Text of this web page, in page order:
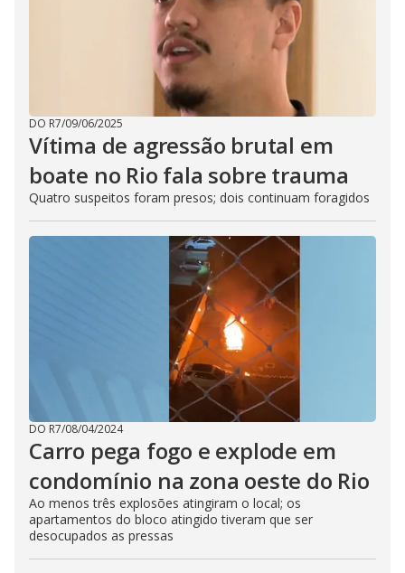
DO R7/09/06/2025
Vítima de agressão brutal em
boate no Rio fala sobre trauma
Quatro suspeitos foram presos; dois continuam foragidos
DO R7/08/04/2024
Carro pega fogo e explode em
condomínio na zona oeste do Rio
Ao menos três explosões atingiram o local; os
apartamentos do bloco atingido tiveram que ser
desocupados as pressas